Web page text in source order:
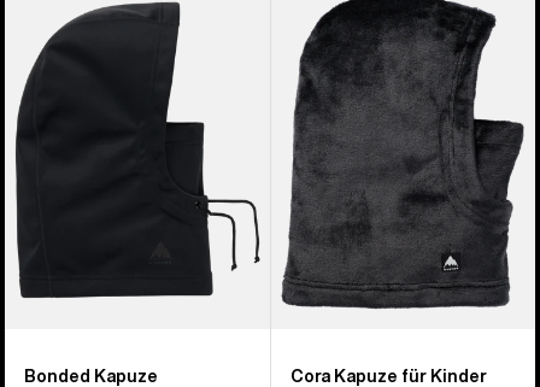
Bonded
Kapuze
Bonded Kapuze
Kapuze
Kinder
Cora Kapuze für Kinder